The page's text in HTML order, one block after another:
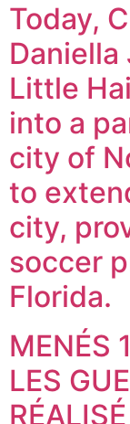
Today,
Little
into a
city of
to
city,
soccer
Florida.
MENÉS
LES